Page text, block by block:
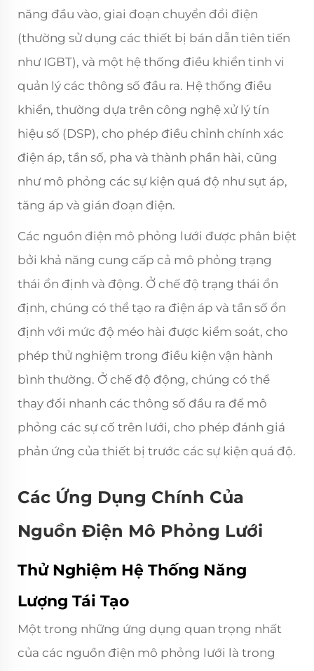
năng đầu vào, giai đoạn chuyển đổi điện
(thường sử dụng các thiết bị bán dẫn tiên tiến
như IGBT), và một hệ thống điều khiển tinh vi
quản lý các thông số đầu ra. Hệ thống điều
khiển, thường dựa trên công nghệ xử lý tín
hiệu số (DSP), cho phép điều chỉnh chính xác
điện áp, tần số, pha và thành phần hài, cũng
như mô phỏng các sự kiện quá độ như sụt áp,
tăng áp và gián đoạn điện.
Các nguồn điện mô phỏng lưới được phân biệt
bởi khả năng cung cấp cả mô phỏng trạng
thái ổn định và động. Ở chế độ trạng thái ổn
định, chúng có thể tạo ra điện áp và tần số ổn
định với mức độ méo hài được kiểm soát, cho
phép thử nghiệm trong điều kiện vận hành
bình thường. Ở chế độ động, chúng có thể
thay đổi nhanh các thông số đầu ra để mô
phỏng các sự cố trên lưới, cho phép đánh giá
phản ứng của thiết bị trước các sự kiện quá độ.
Các Ứng Dụng Chính Của
Nguồn Điện Mô Phỏng Lưới
Thử Nghiệm Hệ Thống Năng
Lượng Tái Tạo
Một trong những ứng dụng quan trọng nhất
của các nguồn điện mô phỏng lưới là trong